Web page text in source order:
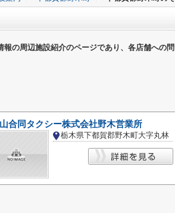
の周辺施設紹介のページであり、各店舗への
合同タクシー株式会社野木営業所
栃木県下都賀郡野木町大字丸林